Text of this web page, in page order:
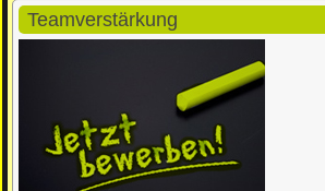
Teamverstärkung